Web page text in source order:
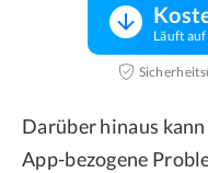
Läuft
Darüber hinaus
App-bezogene